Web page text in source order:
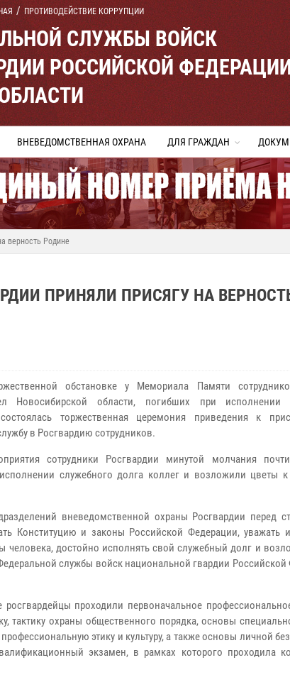
ПРОТИВОДЕЙСТВИЕ КОРРУПЦИИ
СЛУЖБЫ ВОЙСК
РОССИЙСКОЙ
ВНЕВЕДОМСТВЕННАЯ ОХРАНА ДЛЯ ГРАЖДАН
верность Родине
ПРИНЯЛИ ПРИСЯГУ НА
обстановке у Мемориала Памяти
Новосибирской области, погибших при исполнении
состоялась торжественная церемония приведения к
в Росгвардию сотрудников.
сотрудники Росгвардии минутой молчания
служебного долга коллег и возложили цветы
вневедомственной охраны Росгвардии перед
Конституцию и законы Российской Федерации, уважать
человека, достойно исполнять свой служебный долг и
службы войск национальной гвардии Российской
проходили первоначальное
охраны общественного порядка, основы
этику и культуру, а также основы личной
экзамен, в рамках которого проходила